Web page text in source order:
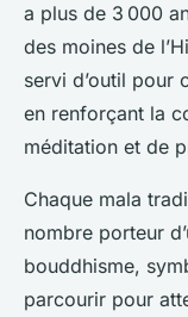
a plus de 3 000
des moines de
servi d’outil pour
en renforçant la
méditation et de
Chaque mala
nombre porteur
bouddhisme,
parcourir pour